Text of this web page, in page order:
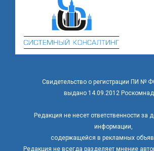
Свидетельство о регистрации ПИ №
выдано 14.09.2012
Редакция не несет ответственности за
информации,
содержащейся в рекламных
Редакция не всегда разделяет мнение